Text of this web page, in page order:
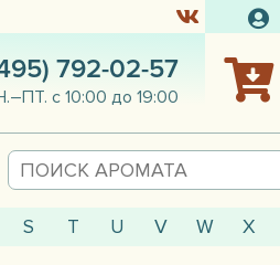
792-02-57
с 10:00 до 19:00
S T U V W X